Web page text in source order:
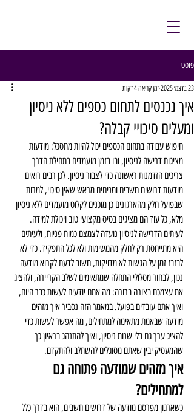
פוסט
איך נכנסים לתחום כספים ללא ניסיון
ומעלים סיכויי קבלה?
23 בדצמ׳ 2025 זמן קריאה 4 דקות
חיפוש עבודה בתחום הכספים יכול להיות מתסכל: מודעות
מציגות דרישה לניסיון, ובו בזמן מועמדים בתחילת הדרך
צריכים הזדמנות ראשונה כדי לצבור ניסיון. לכן רבים רואים
מודעות דרושים חשבים ומניחים מראש שאין סיכוי, למרות
שבפועל חלק מהארגונים כן מוכנים לקלוט מועמדים ללא ניסיון
מלא, כל עוד הם מציגים בסיס מקצועי טוב ויכולת למידה.
לעיתים הדרישה לניסיון נועדה לצמצם כמות פניות, ולעיתים
היא מתייחסת רק לחלק מהמשימות ולא לכל התפקיד. כדי לא
לבזבז זמן על הגשות לא מדויקות, חשוב לדעת לקרוא מודעה
נכון, לבחור מסלולי התחלה שמתאימים לשלב הקריירה, ולהציג
את עצמכם בצורה ברורה: מה אתם יודעים לעשות כבר היום,
ואיך אתם עובדים בפועל. במאמר הזה נסביר איך מזהים
מודעה שבאמת מתאימה למתחילים, מה אפשר לעשות כדי
להציג ערך גם בלי שנות ניסיון, ואיך להתנהג בראיון כך
שהמעסיק יבין שאתם מסוגלים להשתלב ולהתקדם.
איך מזהים שמודעה פתוחה גם
למתחילים?
כשארגון מפרסם מודעה של דרושים חשבים, הוא בדרך כלל